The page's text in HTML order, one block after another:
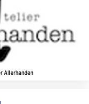
Allerhanden